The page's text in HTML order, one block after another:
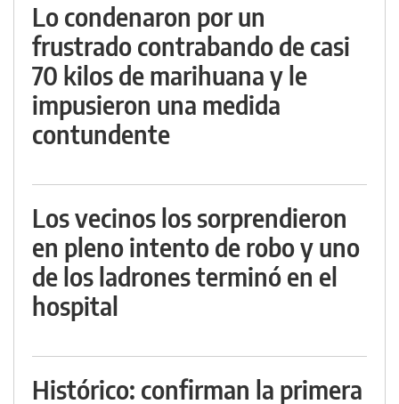
Lo condenaron por un
frustrado contrabando de casi
70 kilos de marihuana y le
impusieron una medida
contundente
Los vecinos los sorprendieron
en pleno intento de robo y uno
de los ladrones terminó en el
hospital
Histórico: confirman la primera